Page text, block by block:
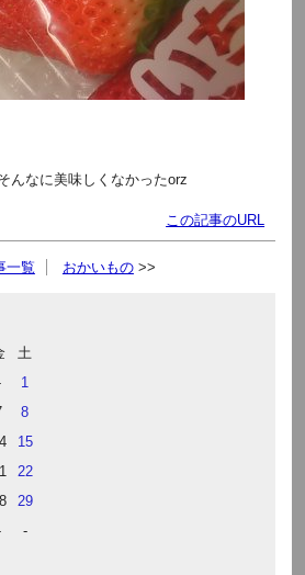
んなに美味しくなかったorz
この記事のURL
一覧 おかいもの
土
1
8
15
22
29
-